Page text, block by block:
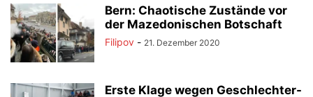
Bern: Chaotische Zustände vor
der Mazedonischen Botschaft
Filipov - 21. Dezember 2020
Erste Klage wegen Geschlechter-